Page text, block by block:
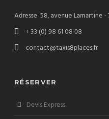
Adresse: 58, avenue Lamartine
+ 33 (0) 98 61 08 08
contact@taxis8places.fr
RÉSERVER
Devis Express